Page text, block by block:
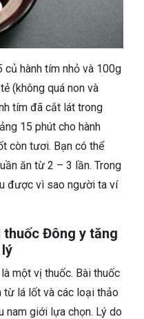
củ hành tím nhỏ và 100g
(không quá non và
tím đã cắt lát trong
15 phút cho hành
còn tươi. Bạn có thể
ăn từ 2 – 3 lần. Trong
được vì sao người ta ví
Đông y tăng
một vị thuốc. Bài thuốc
từ lá lốt và các loại thảo
nam giới lựa chọn. Lý do